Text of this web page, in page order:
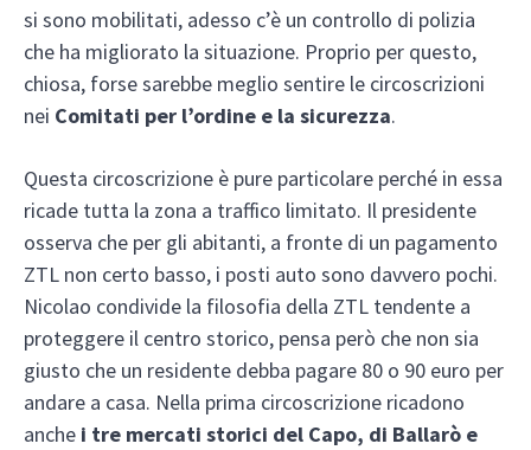
si sono mobilitati, adesso c’è un controllo di polizia
che ha migliorato la situazione. Proprio per questo,
chiosa, forse sarebbe meglio sentire le circoscrizioni
nei Comitati per l’ordine e la sicurezza.
Questa circoscrizione è pure particolare perché in essa
ricade tutta la zona a traffico limitato. Il presidente
osserva che per gli abitanti, a fronte di un pagamento
ZTL non certo basso, i posti auto sono davvero pochi.
Nicolao condivide la filosofia della ZTL tendente a
proteggere il centro storico, pensa però che non sia
giusto che un residente debba pagare 80 o 90 euro per
andare a casa. Nella prima circoscrizione ricadono
anche i tre mercati storici del Capo, di Ballarò e